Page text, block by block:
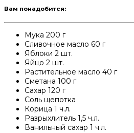
Вам понадобится:
Мука 200 г
Сливочное масло 60 г
Яблоки 2 шт.
Яйцо 2 шт.
Растительное масло 40 г
Сметана 100 г
Сахар 120 г
Соль щепотка
Корица 1 ч.л.
Разрыхлитель 1,5 ч.л.
Ванильный сахар 1 ч.л.